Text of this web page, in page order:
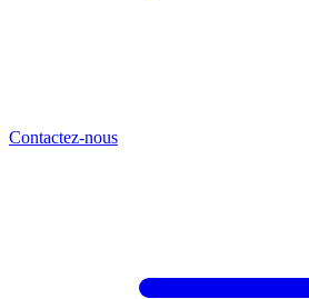
Contactez-nous